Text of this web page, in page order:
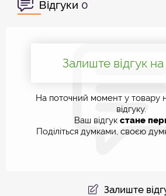
Відгуки 0
Залиште відгук
На поточний момент у товару
відгуку.
Ваш відгук стане
Поділіться думками, своєю
Залиште